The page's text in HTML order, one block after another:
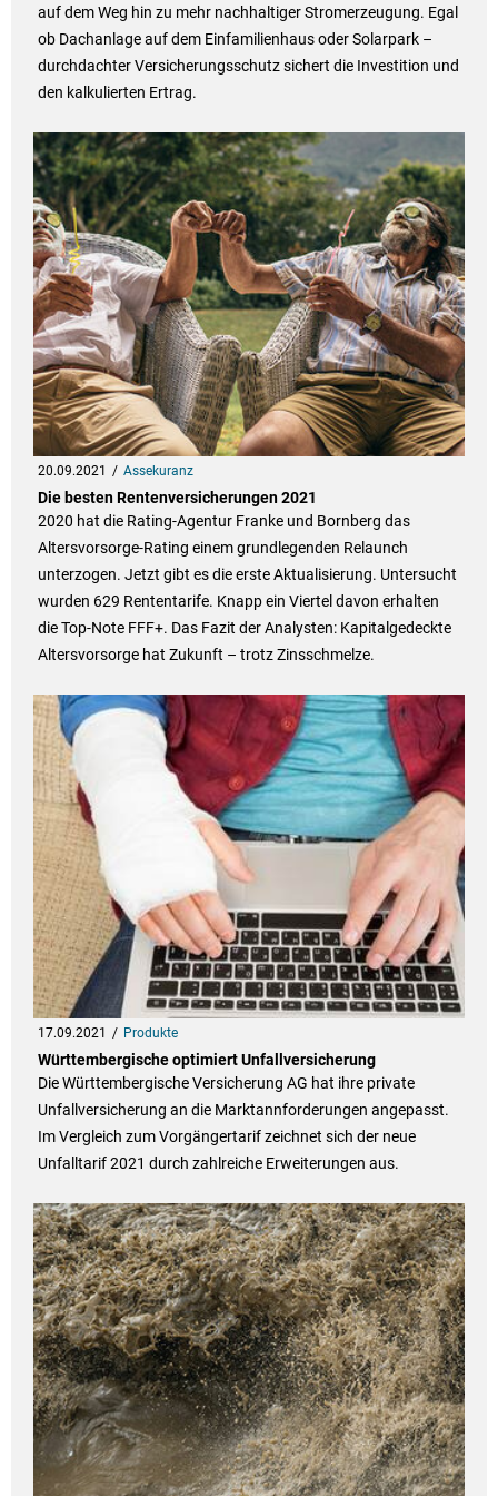
auf dem Weg hin zu mehr nachhaltiger Stromerzeugung. Egal
ob Dachanlage auf dem Einfamilienhaus oder Solarpark –
durchdachter Versicherungsschutz sichert die Investition und
den kalkulierten Ertrag.
20.09.2021 Assekuranz
Die besten Rentenversicherungen 2021
2020 hat die Rating-Agentur Franke und Bornberg das
Altersvorsorge-Rating einem grundlegenden Relaunch
unterzogen. Jetzt gibt es die erste Aktualisierung. Untersucht
wurden 629 Rententarife. Knapp ein Viertel davon erhalten
die Top-Note FFF+. Das Fazit der Analysten: Kapitalgedeckte
Altersvorsorge hat Zukunft – trotz Zinsschmelze.
17.09.2021 Produkte
Württembergische optimiert Unfallversicherung
Die Württembergische Versicherung AG hat ihre private
Unfallversicherung an die Marktannforderungen angepasst.
Im Vergleich zum Vorgängertarif zeichnet sich der neue
Unfalltarif 2021 durch zahlreiche Erweiterungen aus.